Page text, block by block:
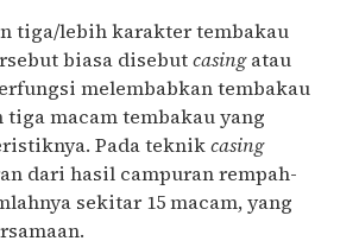
tiga/lebih karakter tembakau
biasa disebutcasingatau
melembabkan tembakau
tiga macam tembakau yang
Pada teknikcasing
dari hasil campuran rempah-
sekitar 15 macam, yang